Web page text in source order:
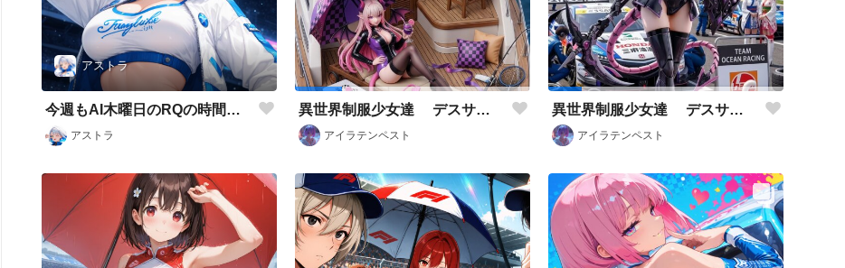
アストラ
今週もAI木曜日のRQの時間だよ
アストラ
異世界制服少女達 デスサイズレースクィーンと黒猫🐈‍⬛と白猫🐈 アクリルドールフィギュア
アイラテンペスト
異世界制服少女達 デスサイズレースクィーンと黒猫🐈‍⬛と白猫🐈
アイラテンペスト